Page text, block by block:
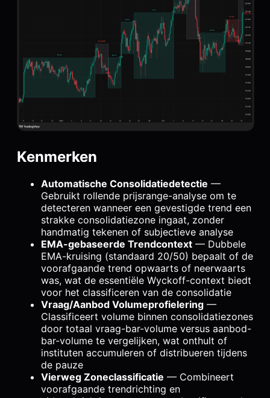
Kenmerken
Automatische Consolidatiedetectie —
Gebruikt rollende prijsrange-analyse om te
detecteren wanneer een gevestigde trend een
strakke consolidatiezone ingaat, zonder
handmatig tekenen of subjectieve analyse
EMA-gebaseerde Trendcontext — Dubbele
EMA-kruising (standaard 20/50) bepaalt of de
voorafgaande trend opwaarts of neerwaarts
was, wat de essentiële Wyckoff-context biedt
voor het classificeren van de consolidatie
Vraag/Aanbod Volumeprofielering —
Classificeert volume binnen consolidatiezones
door totaal vraag-bar-volume versus aanbod-
bar-volume te vergelijken, wat onthult of
instituten accumuleren of distribueren tijdens
de pauze
Vierweg Zoneclassificatie — Combineert
voorafgaande trendrichting en